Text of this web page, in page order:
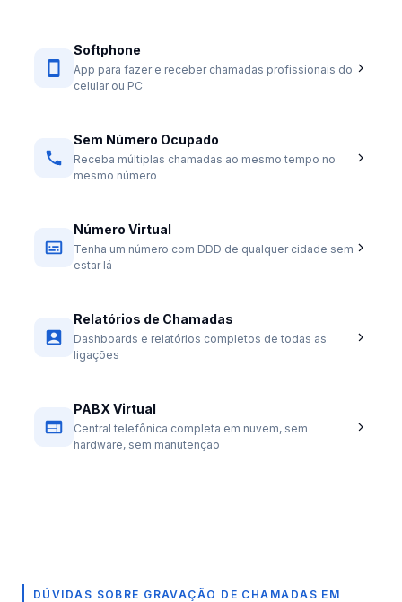
Softphone
App para fazer e receber chamadas profissionais do
celular ou PC
Sem Número Ocupado
Receba múltiplas chamadas ao mesmo tempo no
mesmo número
Número Virtual
Tenha um número com DDD de qualquer cidade sem
estar lá
Relatórios de Chamadas
Dashboards e relatórios completos de todas as
ligações
PABX Virtual
Central telefônica completa em nuvem, sem
hardware, sem manutenção
DÚVIDAS SOBRE GRAVAÇÃO DE CHAMADAS EM